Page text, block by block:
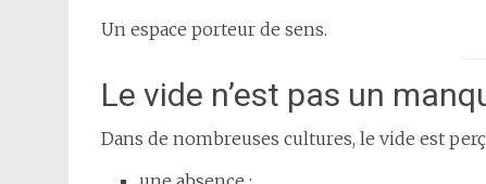
Un espace porteur de sens.
Le vide n’est pas un
Dans de nombreuses cultures, le vide est